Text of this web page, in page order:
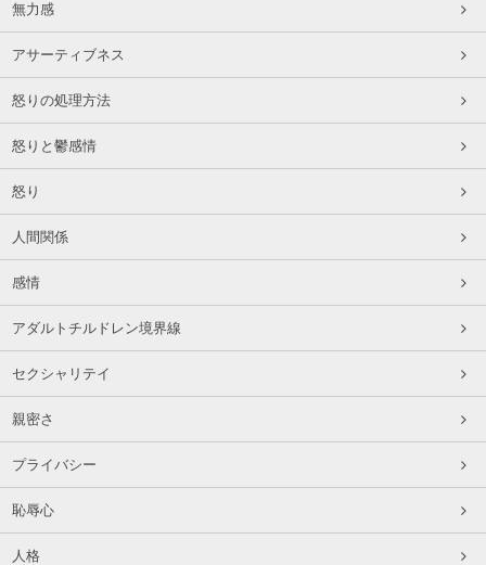
無力感
アサーティブネス
怒りの処理方法
怒りと鬱感情
怒り
人間関係
感情
アダルトチルドレン境界線
セクシャリテイ
親密さ
プライバシー
恥辱心
人格